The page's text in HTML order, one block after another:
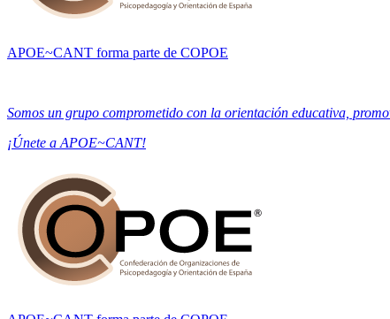
APOE~CANT forma parte de COPOE
Somos un grupo comprometido con la orientación educativa,
¡Únete a APOE~CANT!